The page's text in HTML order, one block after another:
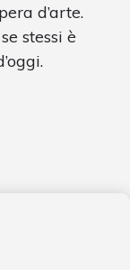
d’arte.
stessi è